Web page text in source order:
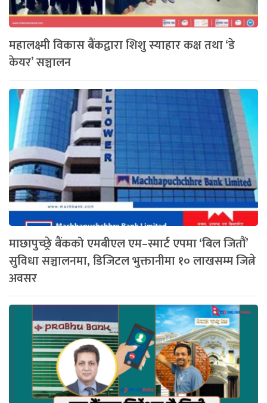
महालक्ष्मी विकास बैंकद्वारा शिशु स्याहार कक्ष तथा ‘डे
केयर’ सञ्चालन
माछापुच्छ्रे बैंकको एमबीएल एम–स्मार्ट एपमा ‘बिल जितौं’
सुविधा सञ्चालनमा, डिजिटल भुक्तानीमा १० लाखसम्म जित्ने
अवसर